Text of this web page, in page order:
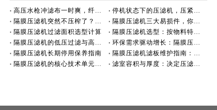
高压水枪冲滤布一时爽，纤维可能正在悄悄断裂
停机状态下的压滤机，压紧力该不该保持？
隔膜压滤机突然不压榨了？先别急着叫维修
隔膜压滤机三大易损件，你了解多少？
隔膜压滤机过滤面积选型计算
隔膜压滤机选型：按物料特性适配
隔膜压滤机的低压过滤与高压压榨
环保需求驱动增长：隔膜压滤机持续巩固应用市场
隔膜压滤机长期停用保养指南
隔膜压滤机滤板维护指南：定期排查，保障高效运行
隔膜压滤机的核心技术单元：滤板
滤室容积与厚度：决定压滤机处理能力